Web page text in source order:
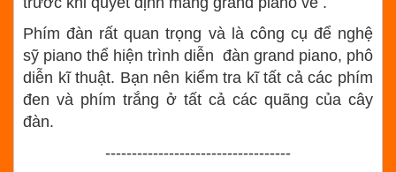
Phím đàn rất quan trọng và là công cụ để nghệ
sỹ piano thể hiện trình diễn đàn grand piano, phô
diễn kĩ thuật. Bạn nên kiểm tra kĩ tất cả các phím
đen và phím trắng ở tất cả các quãng của cây
đàn.
-----------------------------------